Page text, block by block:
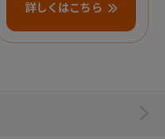
詳しくはこちら